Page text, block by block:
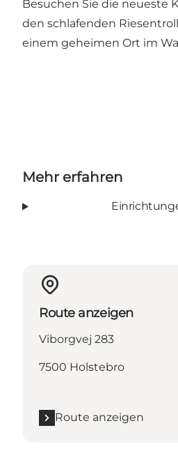
Besuchen Sie die neueste
den schlafenden
einem geheimen Ort im
Mehr erfahren
Route anzeigen
Viborgvej 283
7500 Holstebro
Route anzeigen